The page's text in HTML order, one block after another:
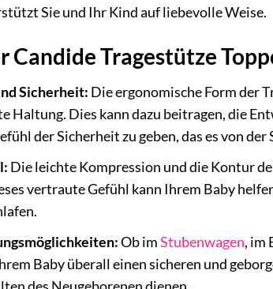
Sie und Ihr Kind auf liebevolle Weise.
Candide Tragestütze
Sicherheit: Die ergonomische Form der
Haltung. Dies kann dazu beitragen, die
der Sicherheit zu geben, das es von
Die leichte Kompression und die Kontur
vertraute Gefühl kann Ihrem Baby
Ob imStubenwagen, im
Baby überall einen sicheren und